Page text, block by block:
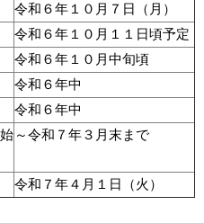
令和６年１０月７日（月）
令和６年１０月１１日頃予定
令和６年１０月中旬頃
令和６年中
令和６年中
～令和７年３月末まで
令和７年４月１日（火）